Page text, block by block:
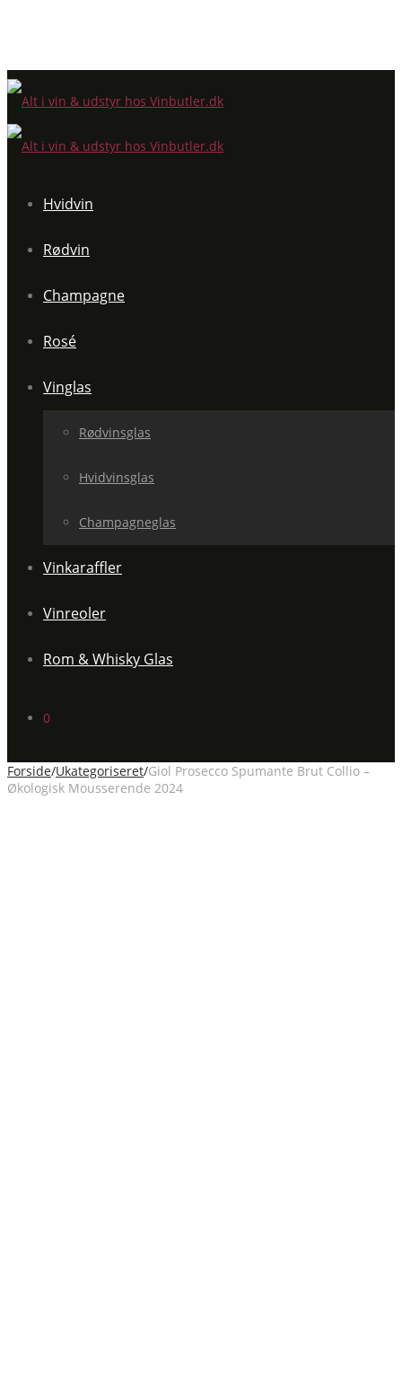
Hvidvin
Rødvin
Champagne
Rosé
Vinglas
Rødvinsglas
Hvidvinsglas
Champagneglas
Vinkaraffler
Vinreoler
Rom & Whisky Glas
0
Forside/Ukategoriseret/Giol Prosecco Spumante Brut Collio –
Økologisk Mousserende 2024